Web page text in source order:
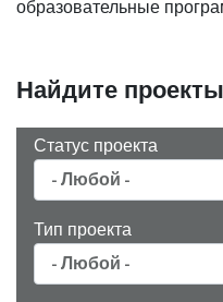
образовательные
Найдите проекты
Статус проекта
Тип проекта